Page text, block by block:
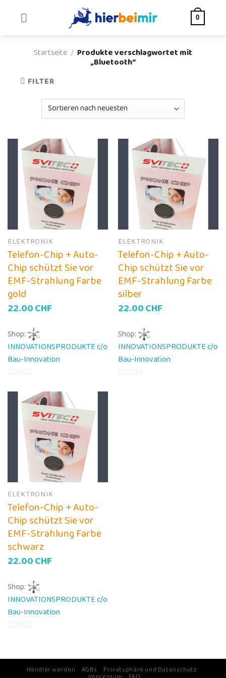
0
Startseite / Produkte verschlagwortet mit
„Bluetooth“
FILTER
ELEKTRONIK
Telefon-Chip + Auto-
Chip schützt Sie vor
EMF-Strahlung Farbe
gold
22.00CHF
Shop:
INNOVATIONSPRODUKTE c/o
Bau-Innovation
ELEKTRONIK
Telefon-Chip + Auto-
Chip schützt Sie vor
EMF-Strahlung Farbe
silber
22.00CHF
Shop:
INNOVATIONSPRODUKTE c/o
Bau-Innovation
ELEKTRONIK
Telefon-Chip + Auto-
Chip schützt Sie vor
EMF-Strahlung Farbe
schwarz
22.00CHF
Shop:
INNOVATIONSPRODUKTE c/o
Bau-Innovation
Händler werden AGBs Privatsphäre und Datenschutz